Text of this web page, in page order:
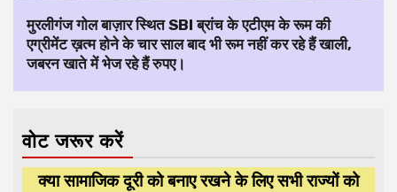
मुरलीगंज गोल बाज़ार स्थित SBI ब्रांच के एटीएम के रूम की
एग्रीमेंट ख़त्म होने के चार साल बाद भी रूम नहीं कर रहे हैं खाली,
जबरन खाते में भेज रहे हैं रुपए।
वोट जरूर करें
क्या सामाजिक दूरी को बनाए रखने के लिए सभी राज्यों को